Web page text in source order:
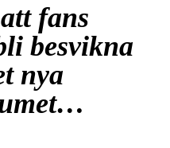
fans
besvikna
nya